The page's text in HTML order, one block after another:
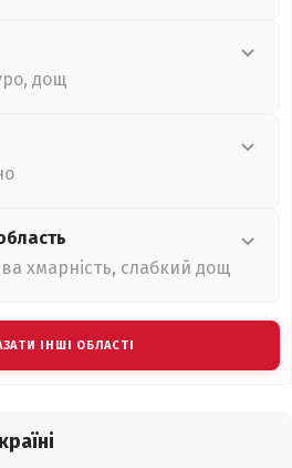
дощ
хмарність, слабкий дощ
ІНШІ ОБЛАСТІ